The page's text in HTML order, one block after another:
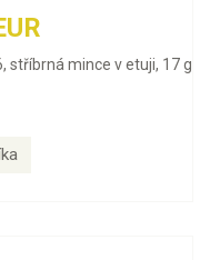
stříbrná mince v etuji, 17 g